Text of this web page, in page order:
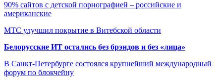
90% сайтов с детской порнографией – российские и
американские
МТС улучшил покрытие в Витебской области
Белорусские ИТ остались без брэндов и без «лица»
В Санкт-Петербурге состоялся крупнейший международный
форум по блокчейну